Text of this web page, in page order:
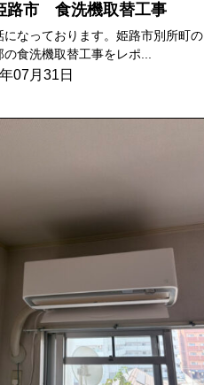
路市 食洗機取替工事
になっております。姫路市別所町の
の食洗機取替工事をレポ...
07月31日